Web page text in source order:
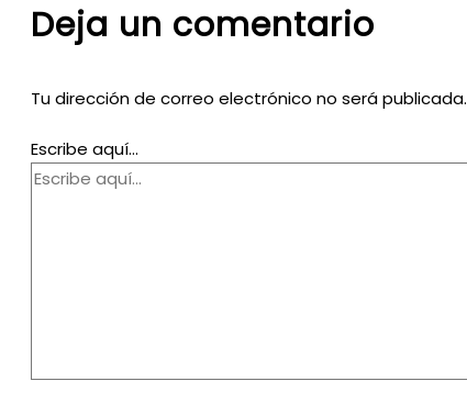
Deja un comentario
Tu dirección de correo electrónico no será publicada.
Escribe aquí...